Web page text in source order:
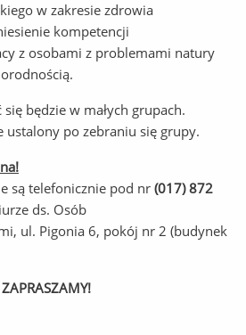
w zakresie zdrowia
kompetencji
z osobami z problemami natury
będzie w małych grupach.
ustalony po zebraniu się grupy.
są telefonicznie pod nr (017) 872
ds. Osób
ul. Pigonia 6, pokój nr 2 (budynek
ZAPRASZAMY!